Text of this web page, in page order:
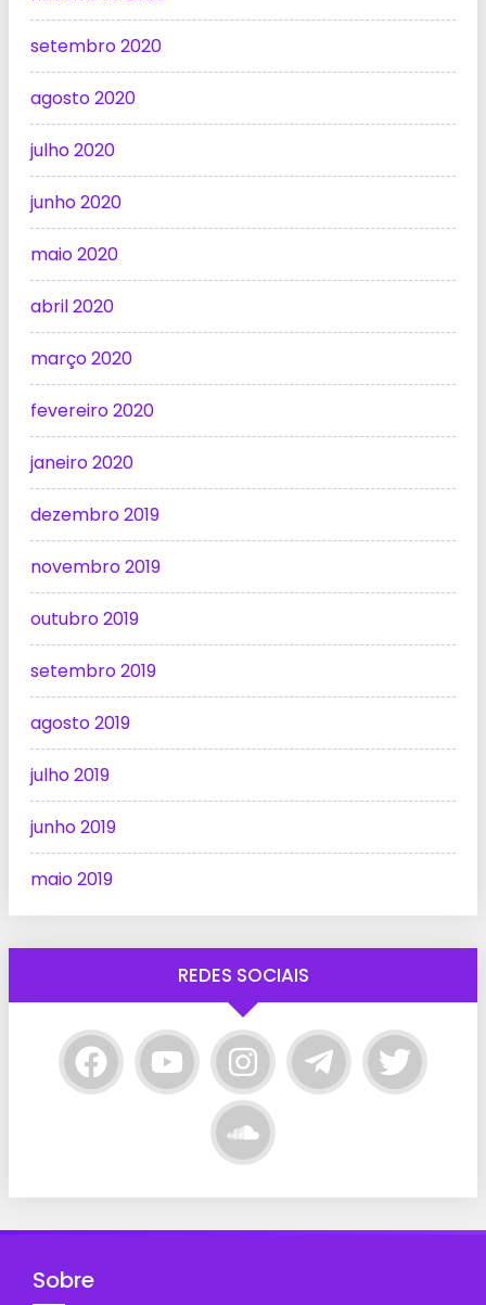
setembro 2020
agosto 2020
julho 2020
junho 2020
maio 2020
abril 2020
março 2020
fevereiro 2020
janeiro 2020
dezembro 2019
novembro 2019
outubro 2019
setembro 2019
agosto 2019
julho 2019
junho 2019
maio 2019
REDES SOCIAIS
Sobre